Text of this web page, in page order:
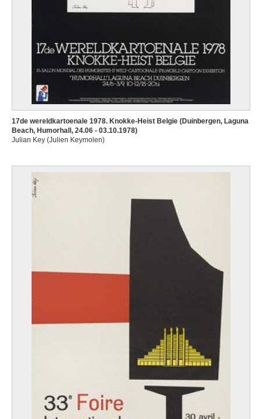
17de wereldkartoenale 1978. Knokke-Heist Belgie (Duinbergen, Laguna
Beach, Humorhall, 24.06 - 03.10.1978)
Julian Key (Julien Keymolen)